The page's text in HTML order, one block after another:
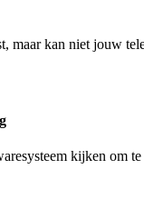
maar kan niet jouw
kijken om